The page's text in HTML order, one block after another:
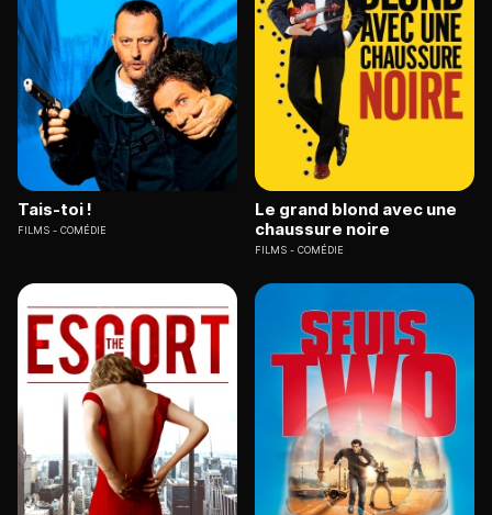
Tais-toi !
FILMS COMÉDIE
Le grand blond avec une
chaussure noire
FILMS COMÉDIE